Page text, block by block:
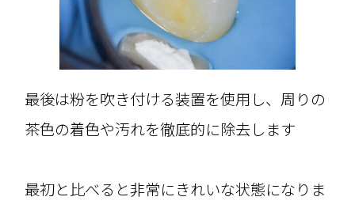
最後は粉を吹き付ける装置を使用し、周りの
茶色の着色や汚れを徹底的に除去します
最初と比べると非常にきれいな状態になりま